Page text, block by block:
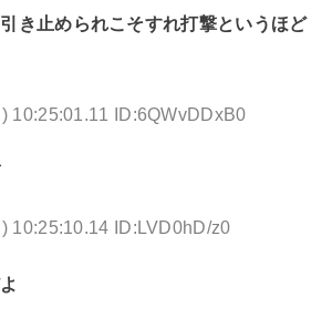
き止められこそすれ打撃というほど
10:25:01.11 ID:6QWvDDxB0
10:25:10.14 ID:LVD0hD/z0